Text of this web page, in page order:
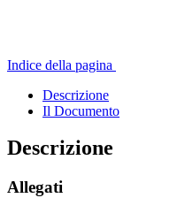
Indice della pagina
Descrizione
Il Documento
Descrizione
Allegati